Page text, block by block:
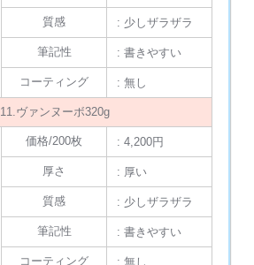
質感 : 少しザラザラ
筆記性 : 書きやすい
コーティング : 無し
11.ヴァンヌーボ320g
価格/200枚 : 4,200円
厚さ : 厚い
質感 : 少しザラザラ
筆記性 : 書きやすい
コーティング : 無し